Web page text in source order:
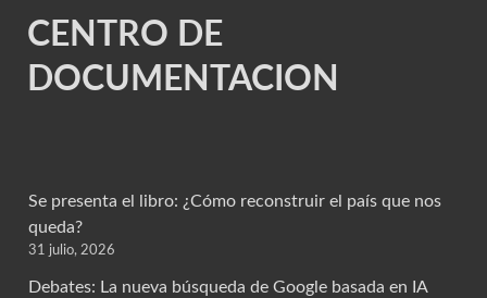
CENTRO DE
DOCUMENTACION
Se presenta el libro: ¿Cómo reconstruir el país que nos
queda?
31 julio, 2026
Debates: La nueva búsqueda de Google basada en IA